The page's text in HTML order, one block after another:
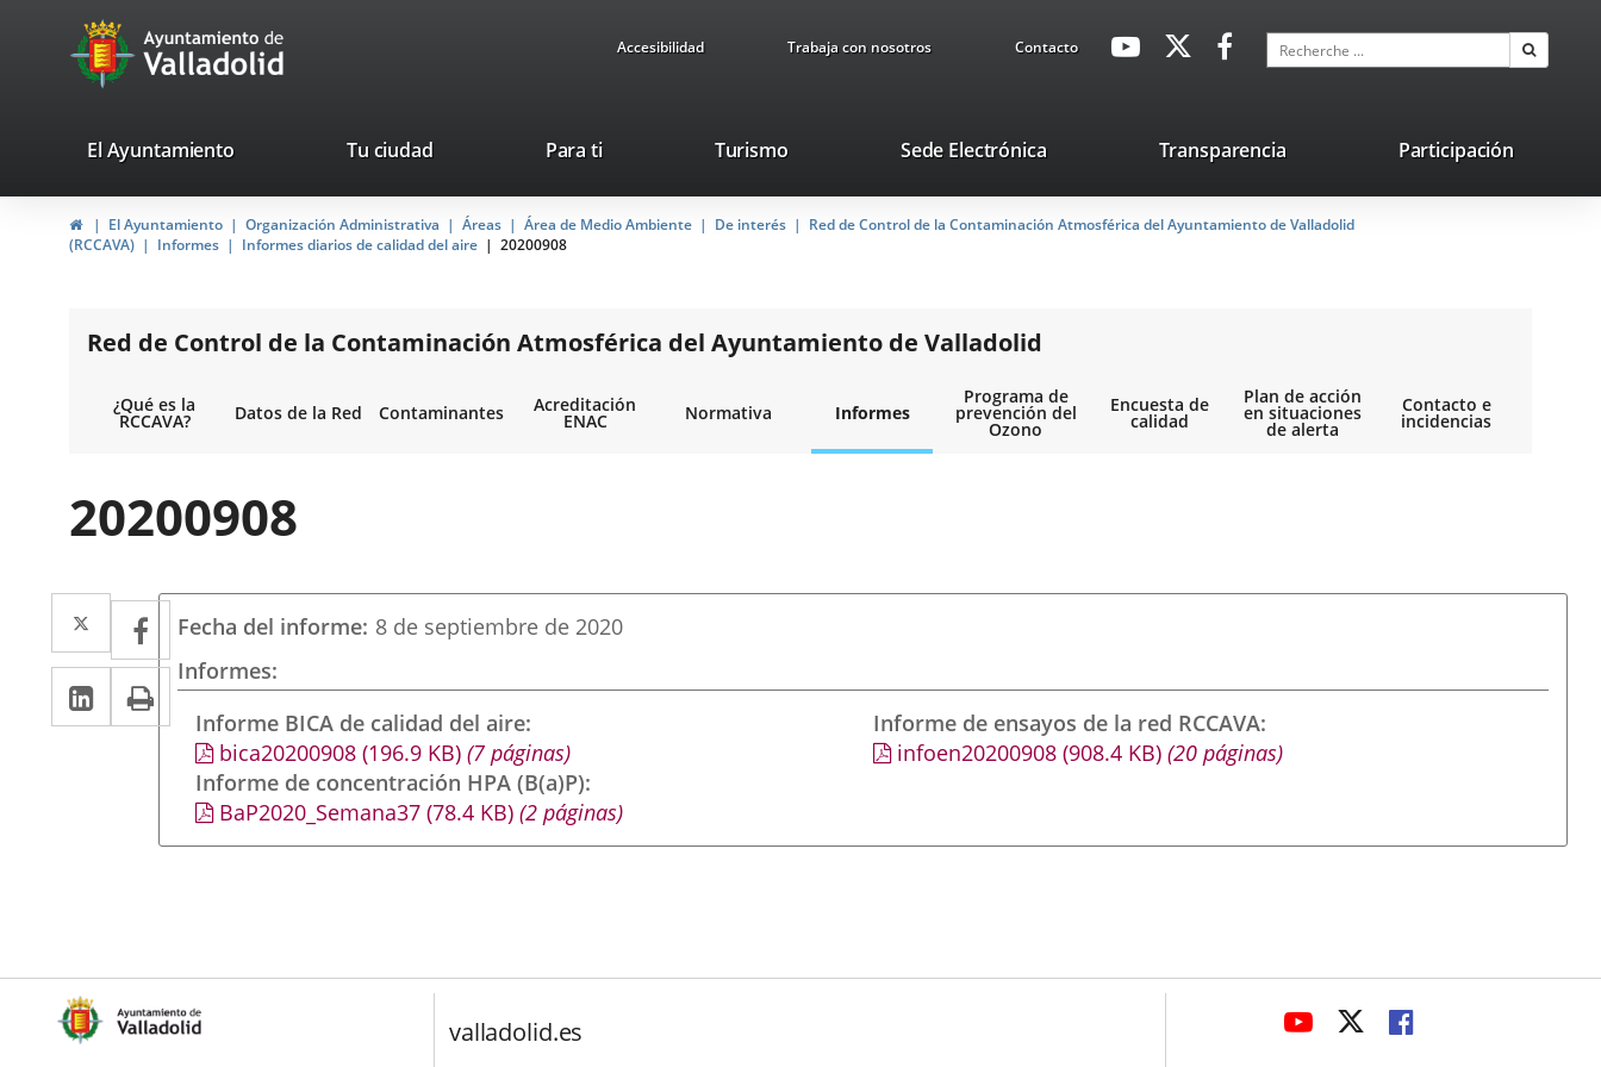
Portal
Web
Ayuntamiento
de
Valladolid
Accesibilidad Trabaja con nosotros ContactoavaHeaderSocial
Enlace
externa.
Enlace
aplicación
externa.
Enlace
aplicación
externa.
Recherche
valladolid.es
El Ayuntamiento Tu ciudad Para ti TurismoEste
se
abrirá
nueva.
Sede ElectrónicaEnlace
una
aplicación
Transparencia Participación
InicioEl Ayuntamiento Organización Administrativa Áreas Área de Medio Ambiente De interés
Red de Control de la Contaminación Atmosférica del Ayuntamiento de Valladolid
(RCCAVA)
Informes Informes diarios de calidad del aire 20200908
Red de Control de la Contaminación Atmosférica del Ayuntamiento de Valladolid
¿Qué es la
RCCAVA? Datos de la Red Contaminantes Acreditación
ENAC Normativa Informes
Programa de
prevención del
Ozono
Encuesta de
calidad
Plan de acción
en situaciones
de alerta
Contacto e
incidencias
20200908
Twitter
Enlace
a
una
aplicación
externa.
Facebook
Enlace
a
una
aplicación
externa.
LinkedIn
Enlace
a
aplicación
externa.
Imprimir
Fecha del informe 8 de septiembre de 2020
Informes
Informe BICA de calidad del aire
bica20200908(196.9 KB)(7 páginas)
Informe de concentración HPA (B(a)P)
BaP2020_Semana37(78.4 KB)(2 páginas)
Informe de ensayos de la red RCCAVA
infoen20200908 (908.4 KB) (20 páginas)
valladolid.es
ENLACEENLACEENLACE